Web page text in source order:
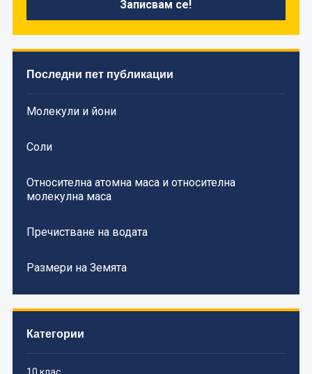
Последни пет публикации
Молекули и йони
Соли
Относителна атомна маса и относителна
молекулна маса
Пречистване на водата
Размери на Земята
Категории
10 клас